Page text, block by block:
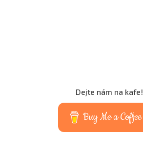
Dejte nám na kafe!
Buy Me a Coffee